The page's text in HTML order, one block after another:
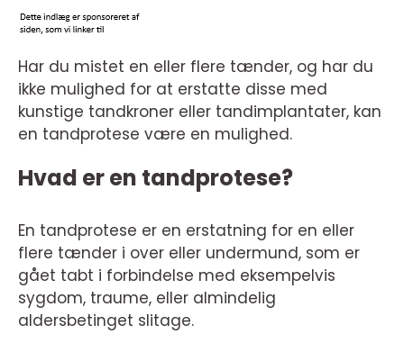
Har du mistet en eller flere tænder, og har du
ikke mulighed for at erstatte disse med
kunstige tandkroner eller tandimplantater, kan
en tandprotese være en mulighed.
Hvad er en tandprotese?
En tandprotese er en erstatning for en eller
flere tænder i over eller undermund, som er
gået tabt i forbindelse med eksempelvis
sygdom, traume, eller almindelig
aldersbetinget slitage.